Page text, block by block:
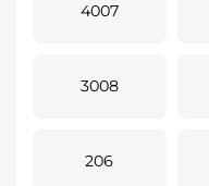
4007
3008
206